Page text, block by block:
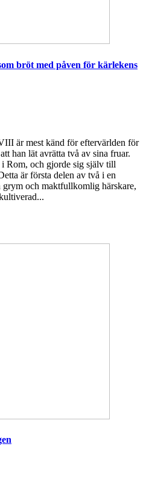
bröt med påven för kärlekens
är mest känd för eftervärlden för
han lät avrätta två av sina fruar.
Rom, och gjorde sig själv till
är första delen av två i en
och maktfullkomlig härskare,